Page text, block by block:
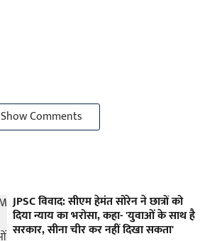
Show Comments
JPSC विवाद: सीएम हेमंत सोरेन ने छात्रों को
दिया न्याय का भरोसा, कहा- 'युवाओं के साथ है
सरकार, सीना चीर कर नहीं दिखा सकता'